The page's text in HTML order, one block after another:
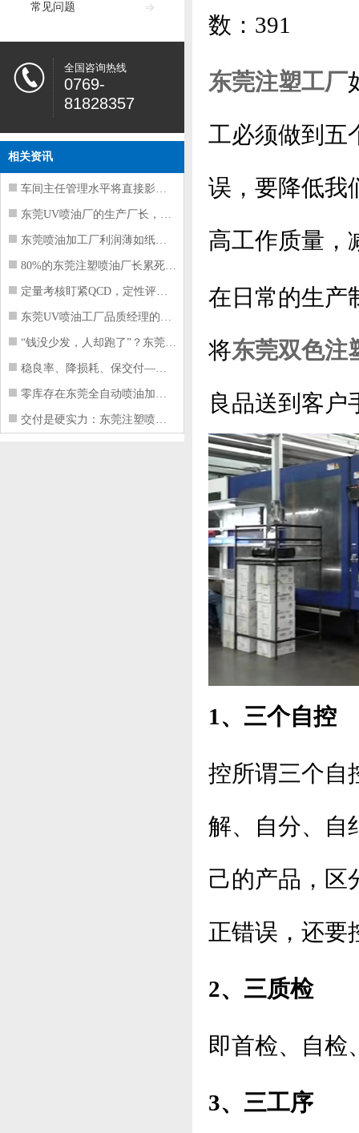
常见问题
全国咨询热线
0769-
81828357
相关资讯
车间主任管理水平将直接影响东莞注塑件
东莞UV喷油厂的生产厂长，到底在给工
东莞喷油加工厂利润薄如纸？这四项基本
80%的东莞注塑喷油厂长累死累活，利
定量考核盯紧QCD，定性评价看好配合
东莞UV喷油工厂品质经理的四项核心管
“钱没少发，人却跑了”？东莞注塑喷油
稳良率、降损耗、保交付——东莞这家U
零库存在东莞全自动喷油加工厂不可行的
交付是硬实力：东莞注塑喷油厂如何用齐
数： 391
东莞注塑工厂
工必须做到五
误，要降低我
高工作质量，
在日常的生产
将东莞双色注
良品送到客户
1、三个自控
控所谓三个自
解、自分、自
己的产品，区
正错误，还要
2、三质检
即首检、自检
3、三工序